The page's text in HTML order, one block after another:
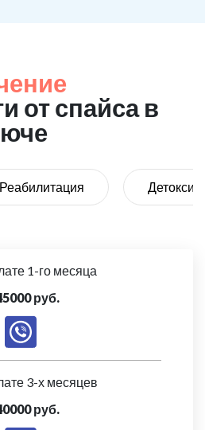
от спайса в
Реабилитация
1-го месяца
руб.
3-х месяцев
руб.